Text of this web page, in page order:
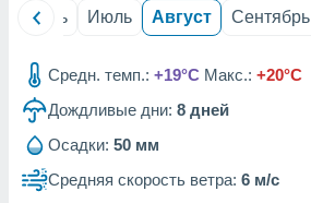
рекламы
сведения
1199
Июнь Июль Август Сентябрь
Средн. темп.: +19°C Макс.: +20°C
Дождливые дни: 8 дней
Осадки: 50 мм
Средняя скорость ветра: 6 м/с